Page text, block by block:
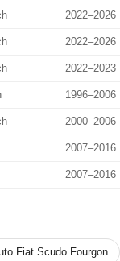
2022–2026
2022–2026
2022–2023
1996–2006
2000–2006
2007–2016
2007–2016
Fiat Scudo Fourgon